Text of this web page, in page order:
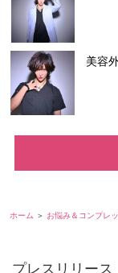
美容
ホーム お悩み＆コンプレ